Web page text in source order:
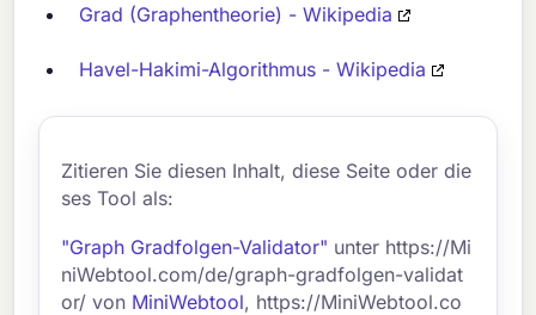
Grad (Graphentheorie) - Wikipedia
Havel-Hakimi-Algorithmus - Wikipedia
Zitieren Sie diesen Inhalt, diese Seite oder die
ses Tool als:
"Graph Gradfolgen-Validator" unter https://Mi
niWebtool.com/de/graph-gradfolgen-validat
or/ von MiniWebtool, https://MiniWebtool.co